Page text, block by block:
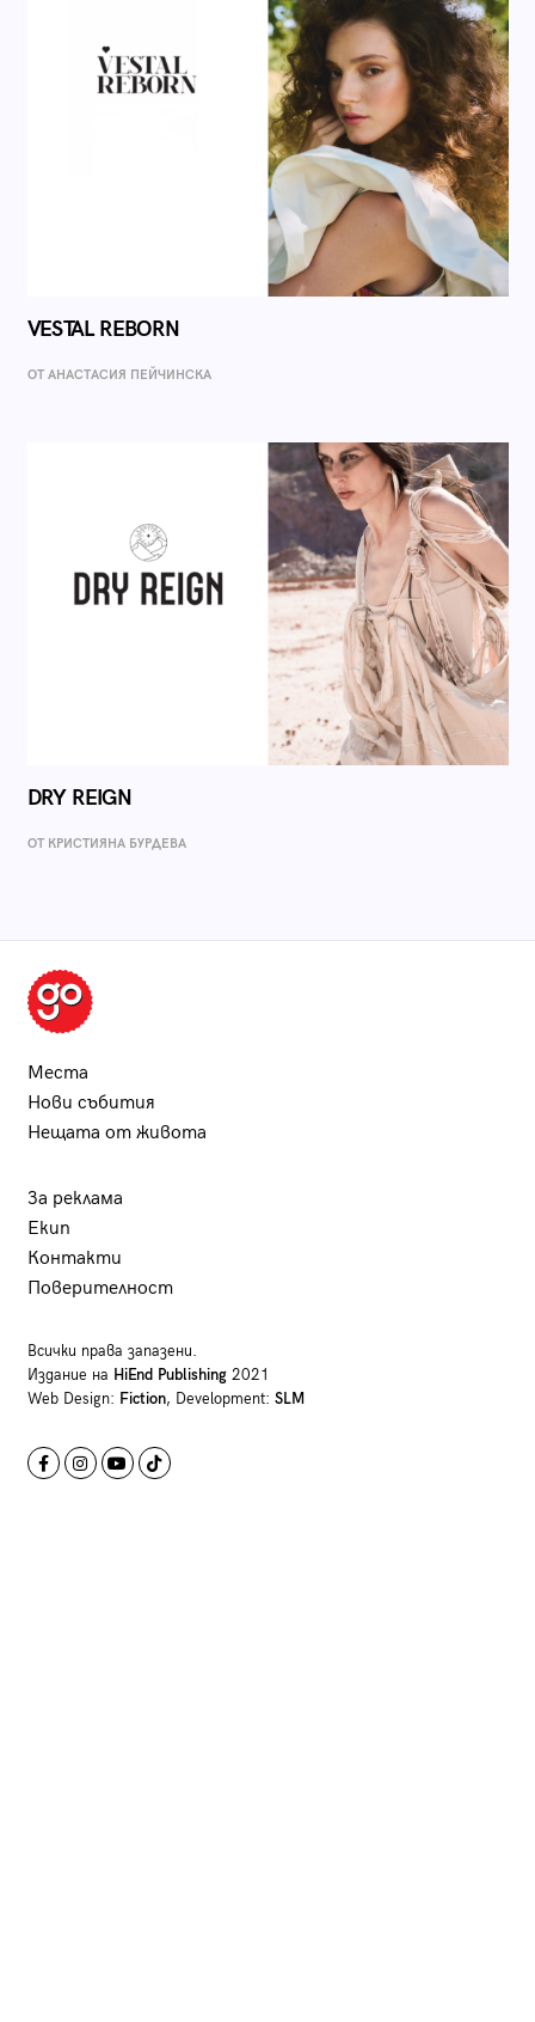
VESTAL REBORN
ОТ AНАСТАСИЯ ПЕЙЧИНСКА
DRY REIGN
ОТ КРИСТИЯНА БУРДЕВА
Места
Нови събития
Нещата от живота
За реклама
Екип
Контакти
Поверителност
Всички права запазени.
Издание на HiEnd Publishing2021
Web Design: Fiction, Development: SLM